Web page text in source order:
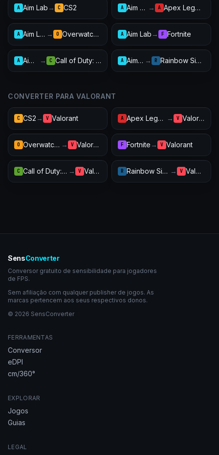
A Aim Lab → C CS2 A Aim Lab → A Apex Legends
A Aim Lab → O Overwatch 2 A Aim Lab → F Fortnite
A Aim Lab → C Call of Duty: Warzone A Aim Lab → R Rainbow Six Siege
CONVERTER PARA VALORANT
C CS2 → V Valorant A Apex Legends → V Valorant
O Overwatch 2 → V Valorant F Fortnite → V Valorant
C Call of Duty: Warzone → V Valorant R Rainbow Six Siege → V Valorant
SensConverter
Conversor gratuito de sensibilidade para jogadores
de FPS.
Sem afiliação com qualquer publisher de jogos. As
marcas pertencem aos seus respectivos donos.
© 2026 SensConverter
FERRAMENTAS
Conversor
eDPI
cm/360°
EXPLORAR
Jogos
Guias
LEGAL